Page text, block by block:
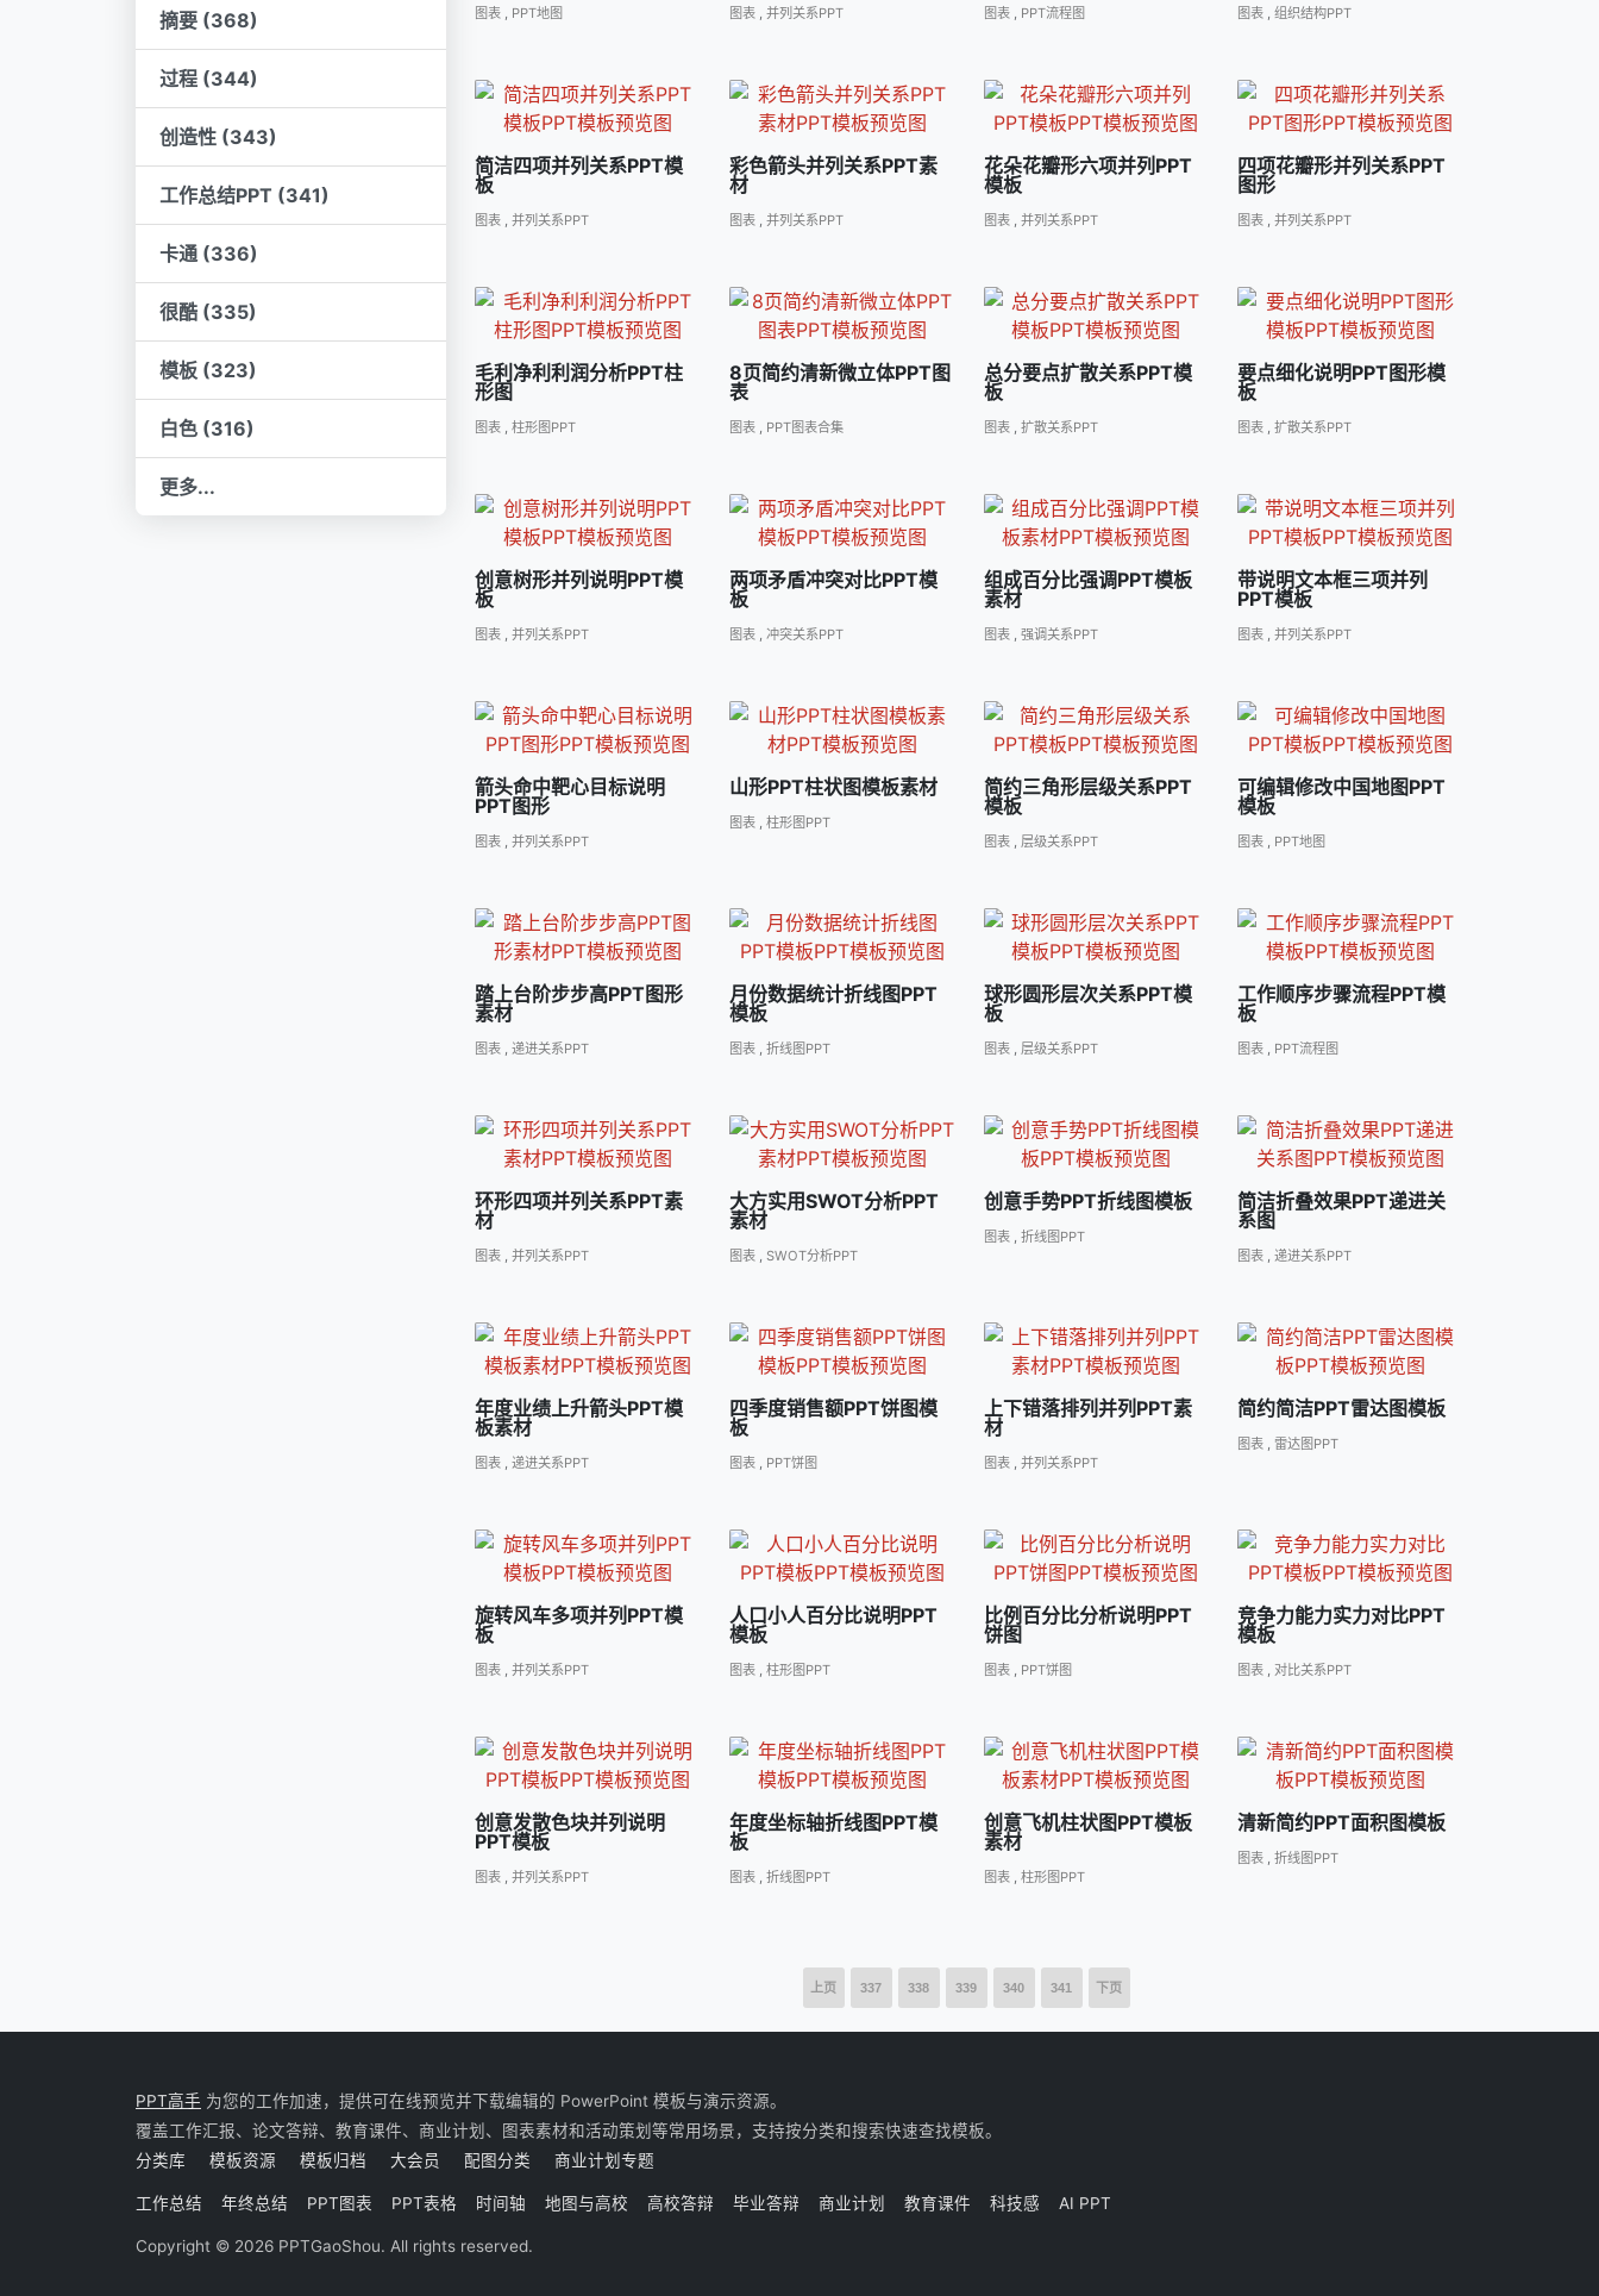
摘要 (368)
过程 (344)
创造性 (343)
工作总结PPT (341)
卡通 (336)
很酷 (335)
模板 (323)
白色 (316)
更多...
图表 , PPT地图 图表, 并列关系PPT 图表, PPT流程图 图表 ,组织结构PPT
简洁四项并列关系PPT模
板
图表 , 并列关系PPT
彩色箭头并列关系PPT素
材
图表, 并列关系PPT
花朵花瓣形六项并列PPT
模板
图表, 并列关系PPT
四项花瓣形并列关系PPT
图形
图表 ,并列关系PPT
毛利净利利润分析PPT柱
形图
图表 , 柱形图PPT
8页简约清新微立体PPT图
表
图表, PPT图表合集
总分要点扩散关系PPT模
板
图表, 扩散关系PPT
要点细化说明PPT图形模
板
图表 ,扩散关系PPT
创意树形并列说明PPT模
板
图表 , 并列关系PPT
两项矛盾冲突对比PPT模
板
图表, 冲突关系PPT
组成百分比强调PPT模板
素材
图表, 强调关系PPT
带说明文本框三项并列
PPT模板
图表 ,并列关系PPT
箭头命中靶心目标说明
PPT图形
图表 , 并列关系PPT
山形PPT柱状图模板素材
图表, 柱形图PPT
简约三角形层级关系PPT
模板
图表, 层级关系PPT
可编辑修改中国地图PPT
模板
图表 , PPT地图
踏上台阶步步高PPT图形
素材
图表 , 递进关系PPT
月份数据统计折线图PPT
模板
图表, 折线图PPT
球形圆形层次关系PPT模
板
图表, 层级关系PPT
工作顺序步骤流程PPT模
板
图表 , PPT流程图
环形四项并列关系PPT素
材
图表 , 并列关系PPT
大方实用SWOT分析PPT
素材
图表, SWOT分析PPT
创意手势PPT折线图模板
图表, 折线图PPT
简洁折叠效果PPT递进关
系图
图表 ,递进关系PPT
年度业绩上升箭头PPT模
板素材
图表 , 递进关系PPT
四季度销售额PPT饼图模
板
图表, PPT饼图
上下错落排列并列PPT素
材
图表, 并列关系PPT
简约简洁PPT雷达图模板
图表 , 雷达图PPT
旋转风车多项并列PPT模
板
图表 , 并列关系PPT
人口小人百分比说明PPT
模板
图表, 柱形图PPT
比例百分比分析说明PPT
饼图
图表, PPT饼图
竞争力能力实力对比PPT
模板
图表 , 对比关系PPT
创意发散色块并列说明
PPT模板
图表 , 并列关系PPT
年度坐标轴折线图PPT模
板
图表, 折线图PPT
创意飞机柱状图PPT模板
素材
图表, 柱形图PPT
清新简约PPT面积图模板
图表 ,折线图PPT
上页 337 338 339 340 341 下页
PPT高手 为您的工作加速，提供可在线预览并下载编辑的 PowerPoint 模板与演示资源。
覆盖工作汇报、论文答辩、教育课件、商业计划、图表素材和活动策划等常用场景，支持按分类和搜索快速查找模板。
分类库
模板资源 模板归档 大会员 配图分类 商业计划专题
工作总结 年终总结 PPT图表 PPT表格 时间轴 地图与高校 高校答辩 毕业答辩 商业计划 教育课件 科技感 AI PPT
Copyright © 2026 PPTGaoShou. All rights reserved.